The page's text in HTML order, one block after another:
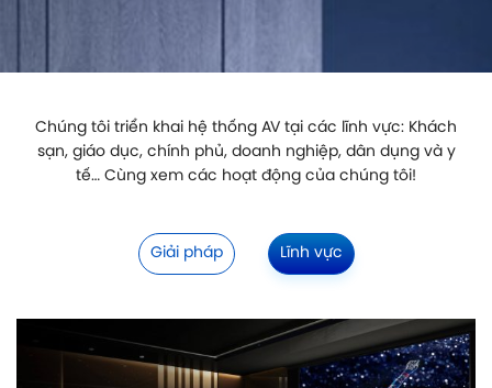
Chúng tôi triển khai hệ thống AV tại các lĩnh vực: Khách
sạn, giáo dục, chính phủ, doanh nghiệp, dân dụng và y
tế… Cùng xem các hoạt động của chúng tôi!
Giải pháp Lĩnh vực